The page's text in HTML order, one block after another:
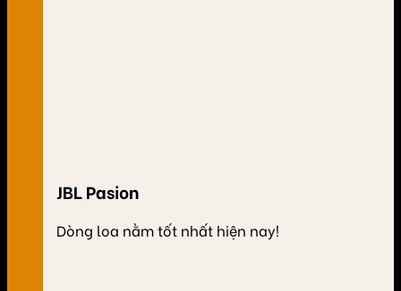
JBL Pasion
Dòng loa nằm tốt nhất hiện nay!